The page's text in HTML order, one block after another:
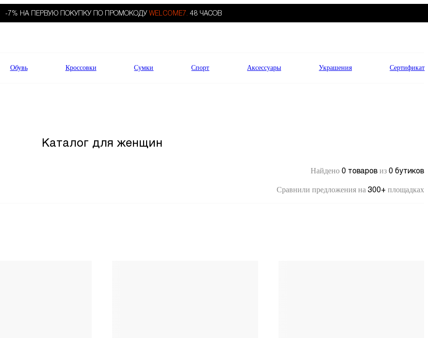
-7% НА ПЕРВУЮ ПОКУПКУ ПО ПРОМОКОДУ WELCOME7. 48 ЧАСОВ
Обувь Кроссовки Сумки Спорт Аксессуары Украшения Сертификат
Каталог для женщин
Найдено 0 товаров из 0 бутиков
Сравнили предложения на 300+ площадках